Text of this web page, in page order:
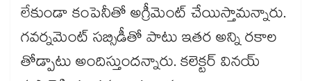
లేకుండా కంపెనీతో అగ్రీమెంట్ చేయిస్తామన్నారు.
గవర్నమెంట్ సబ్సిడీతో పాటు ఇతర అన్ని రకాల
తోడ్పాటు అందిస్తుందన్నారు. కలెక్టర్​ వినయ్​